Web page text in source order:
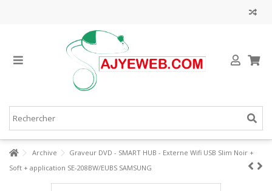
Archive
Graveur DVD - SMART HUB - Externe Wifi USB Slim Noir +
Soft + application SE-208BW/EUBS SAMSUNG